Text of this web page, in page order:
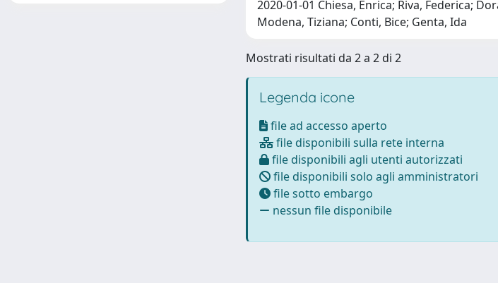
2020-01-01 Chiesa, Enrica; Riva, Federica;
Modena, Tiziana; Conti, Bice; Genta, Ida
Mostrati risultati da 2 a 2 di 2
Legenda icone
file ad accesso aperto
file disponibili sulla rete interna
file disponibili agli utenti autorizzati
file disponibili solo agli amministratori
file sotto embargo
nessun file disponibile